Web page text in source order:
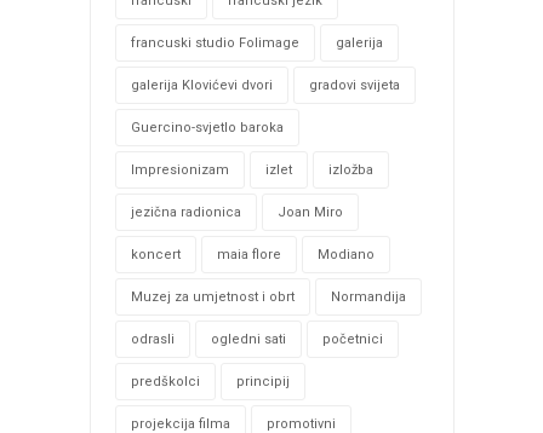
francuski studio Folimage galerija
galerija Klovićevi dvori gradovi svijeta
Guercino-svjetlo baroka
Impresionizam izlet izložba
jezična radionica Joan Miro
koncert maia flore Modiano
Muzej za umjetnost i obrt Normandija
odrasli ogledni sati početnici
predškolci principij
projekcija filma promotivni